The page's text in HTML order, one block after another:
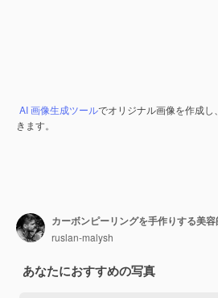
AI 画像生成ツールでオリジナル画像を作成し、
きます。
ruslan-malysh
あなたにおすすめの写真